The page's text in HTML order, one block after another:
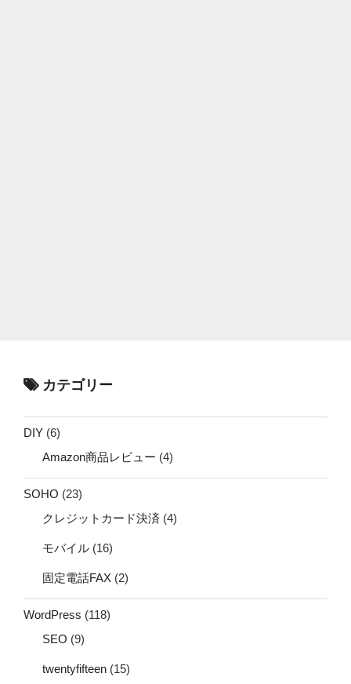
カテゴリー
DIY (6)
Amazon商品レビュー (4)
SOHO (23)
クレジットカード決済 (4)
モバイル (16)
固定電話FAX (2)
WordPress (118)
SEO (9)
twentyfifteen (15)